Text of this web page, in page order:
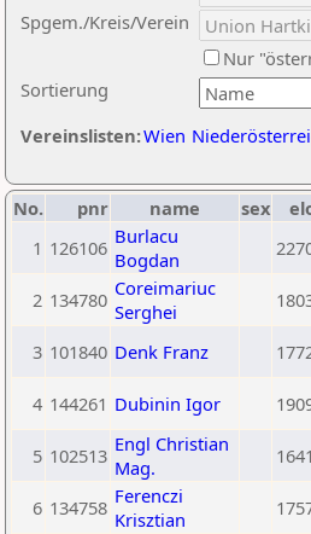
Sortierung
Spgem./Kreis/Verein
Nur
Vereinslisten:Wien
No. pnr name sex
1 126106 Burlacu
Bogdan
2 134780 Coreimariuc
Serghei
3 101840 Denk Franz
4 144261 Dubinin Igor
5 102513 Engl Christian
Mag.
1641
6 134758 Ferenczi
Krisztian